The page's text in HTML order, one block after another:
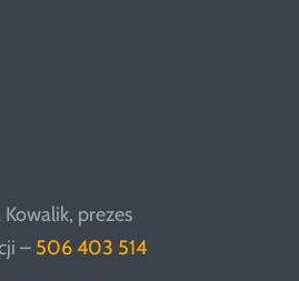
prezes
– 506 403 514